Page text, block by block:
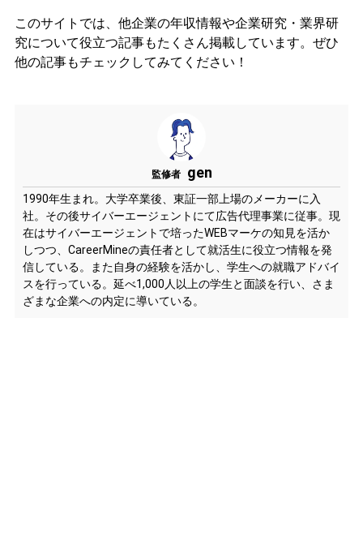
このサイトでは、他企業の年収情報や企業研究・業界研
究について役立つ記事もたくさん掲載しています。ぜひ
他の記事もチェックしてみてください！
監修者 gen
1990年生まれ。大学卒業後、東証一部上場のメーカーに入
社。その後サイバーエージェントにて広告代理事業に従事。現
在はサイバーエージェントで培ったWEBマーケの知見を活か
しつつ、CareerMineの責任者として就活生に役立つ情報を発
信している。また自身の経験を活かし、学生への就職アドバイ
スを行っている。延べ1,000人以上の学生と面談を行い、さま
ざまな企業への内定に導いている。